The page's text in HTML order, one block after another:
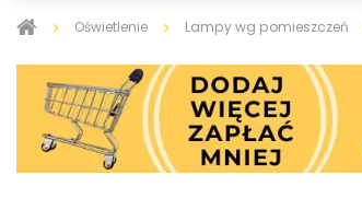
Oświetlenie Lampy wg pomieszczeń